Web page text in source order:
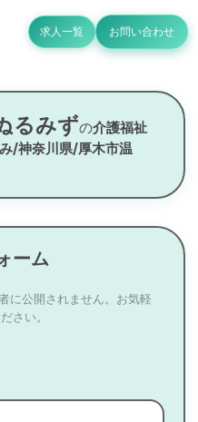
求人一覧 お問い合わせ
るみずの介護福祉
/神奈川県/厚木市温
ーム
に公開されません。お気軽
さい。